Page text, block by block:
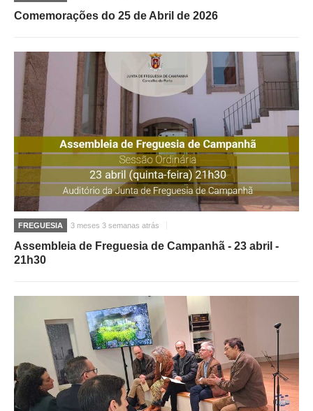
Comemorações do 25 de Abril de 2026
FREGUESIA 3 meses 3 semanas atrás
Assembleia de Freguesia de Campanhã - 23 abril -
21h30